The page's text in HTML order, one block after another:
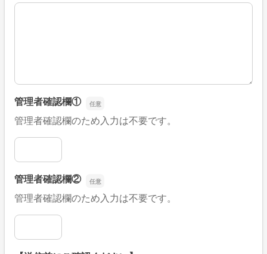
■そのほか、病院なびの改善すべき点や要望などがござい
管理者確認欄①
管理者確認欄のため入力は不要です。
管理者確認欄①
管理者確認欄②
管理者確認欄のため入力は不要です。
管理者確認欄②